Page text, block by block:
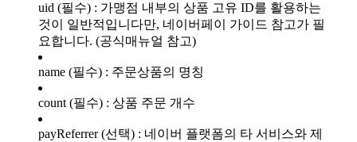
uid (필수) : 가맹점 내부의 상품 고유 ID를 활용하는
것이 일반적입니다만, 네이버페이 가이드 참고가 필
요합니다. (공식매뉴얼 참고)
name (필수) : 주문상품의 명칭
count (필수) : 상품 주문 개수
payReferrer (선택) : 네이버 플랫폼의 타 서비스와 제